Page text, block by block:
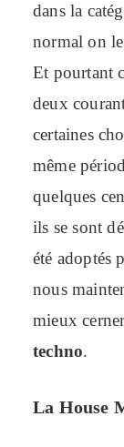
dans la
normal on
Et pourtant
deux
certaines
même
quelques
ils se sont
été adoptés
nous
mieux
techno.
La House